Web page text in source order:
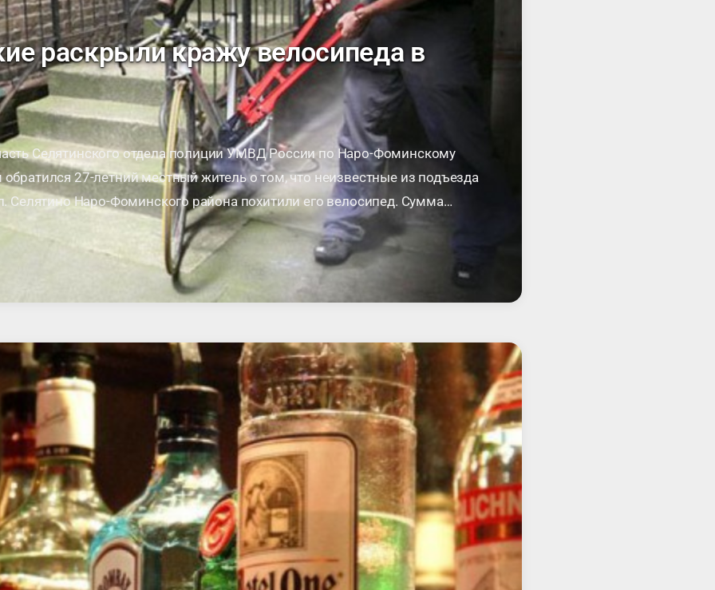
раскрыли кражу велосипеда в
Селятинского отдела полиции УМВД России по Наро-Фоминскому
27-летний местный житель о том, что неизвестные из подъезда
Селятино Наро-Фоминского района похитили его велосипед. Сумма
…